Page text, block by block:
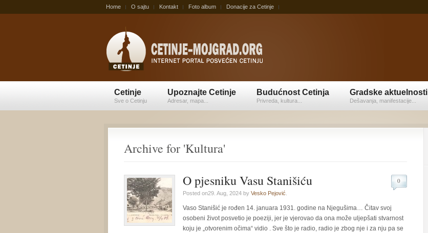
Home O sajtu Kontakt Foto album Donacije za Cetinje
Cetinje
Sve o Cetinju
Upoznajte Cetinje
Adresar, mapa...
Budućnost Cetinja
Privreda, kultura...
Gradske aktuelnosti
Dešavanja, manifestacije...
Archive for 'Kultura'
O pjesniku Vasu Stanišiću
Posted on29. Aug, 2024 by Vesko Pejović
0
Vaso Stanišić je rođen 14. januara 1931. godine na Njegušima… Čitav svoj
osobeni život posvetio je poeziji, jer je vjerovao da ona može uljepšati stvarnost
koju je „otvorenim očima“ vidio . Sve što je radio, radio je zbog nje i za nju pa se